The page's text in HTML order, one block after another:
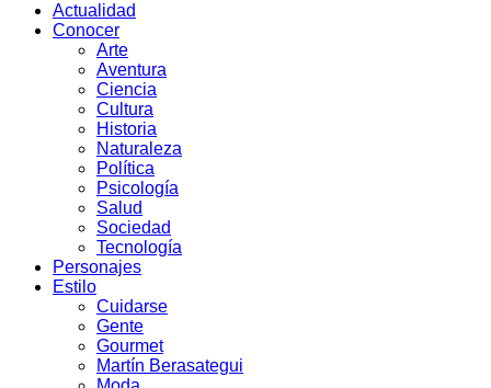
Actualidad
Conocer
Arte
Aventura
Ciencia
Cultura
Historia
Naturaleza
Política
Psicología
Salud
Sociedad
Tecnología
Personajes
Estilo
Cuidarse
Gente
Gourmet
Martín Berasategui